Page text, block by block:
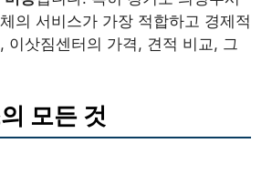
의 서비스가 가장 적합하고 경제적
이삿짐센터의 가격, 견적 비교, 그
모든 것